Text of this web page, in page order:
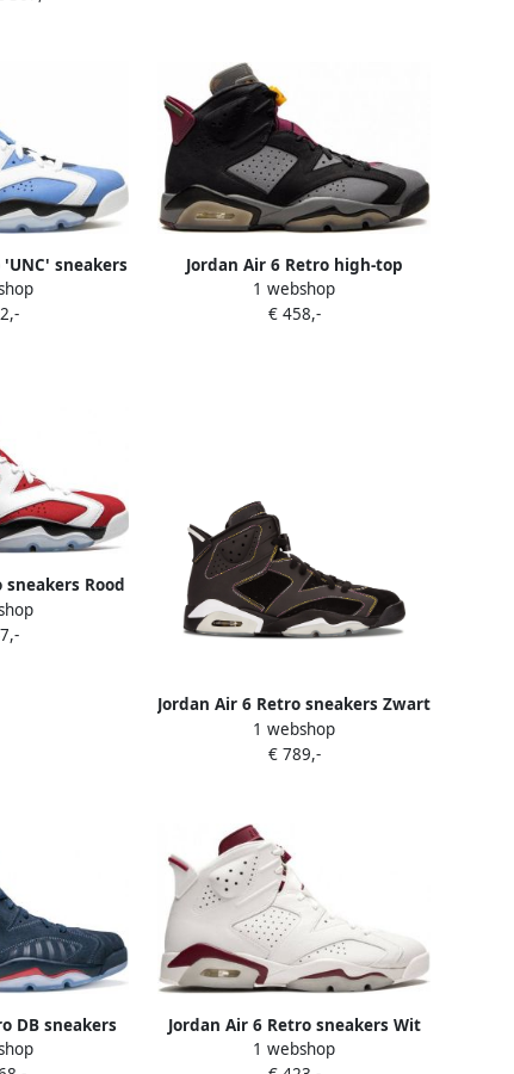
'UNC' sneakers
Jordan Air 6 Retro high-top
sneakers Zwart
1 webshop
€ 458,-
Rood
Jordan Air 6 Retro sneakers Zwart
1 webshop
€ 789,-
DB sneakers
Jordan Air 6 Retro sneakers Wit
1 webshop